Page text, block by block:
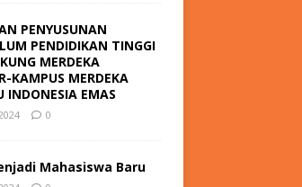
PENYUSUNAN
PENDIDIKAN TINGGI
MERDEKA
KAMPUS MERDEKA
INDONESIA EMAS
0
Mahasiswa Baru